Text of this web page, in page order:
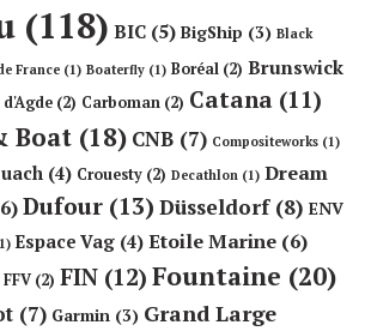
(118) BIC (5) BigShip (3) Black
France (1) Boaterfly (1) Boréal (2) Brunswick
d'Agde (2) Carboman (2) Catana (11)
Boat (18) CNB (7) Compositeworks (1)
(4) Crouesty (2) Decathlon (1) Dream
Dufour (13) Düsseldorf(8) ENV
Espace Vag (4) Etoile Marine (6)
FFV (2) FIN (12) Fountaine (20)
(7) Garmin (3) Grand Large